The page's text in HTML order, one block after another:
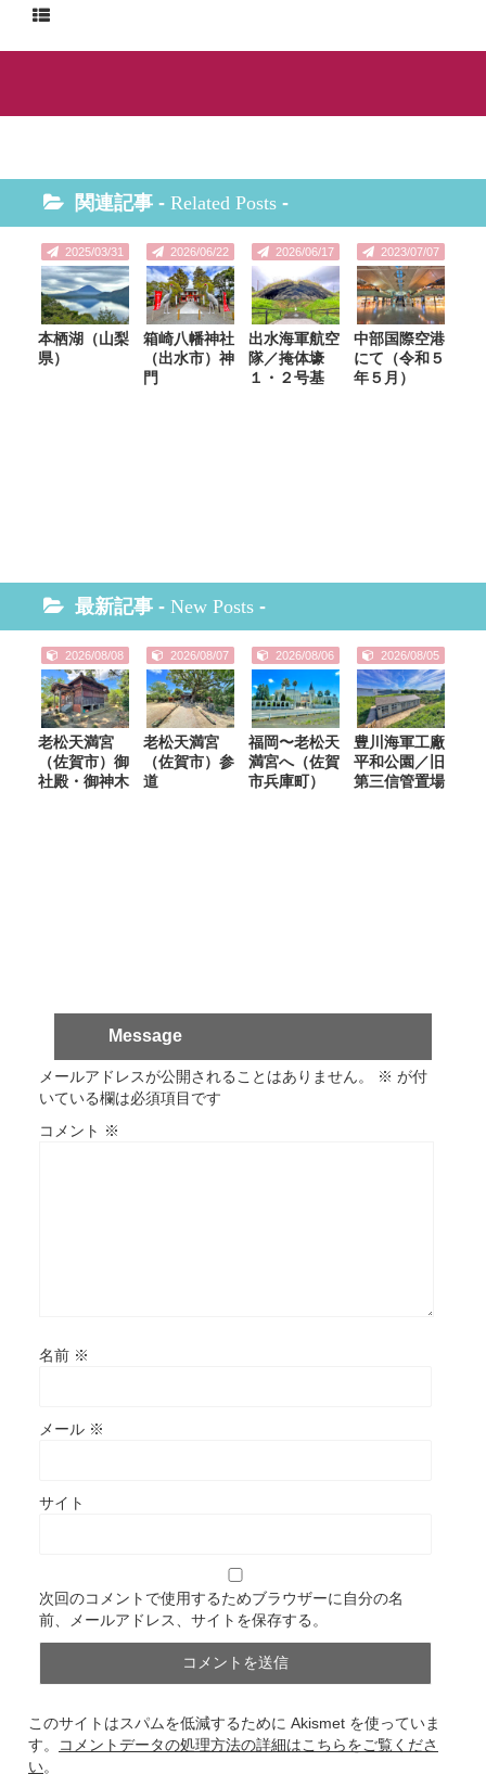
関連記事 - Related Posts -
2025/03/31
本栖湖（山梨
県）
2026/06/22
箱崎八幡神社
（出水市）神
門
2026/06/17
出水海軍航空
隊／掩体壕
１・２号基
2023/07/07
中部国際空港
にて（令和５
年５月）
最新記事 - New Posts -
2026/08/08
老松天満宮
（佐賀市）御
社殿・御神木
2026/08/07
老松天満宮
（佐賀市）参
道
2026/08/06
福岡〜老松天
満宮へ（佐賀
市兵庫町）
2026/08/05
豊川海軍工廠
平和公園／旧
第三信管置場
Message
メールアドレスが公開されることはありません。 ※ が付
いている欄は必須項目です
コメント ※
名前 ※
メール ※
サイト
次回のコメントで使用するためブラウザーに自分の名
前、メールアドレス、サイトを保存する。
このサイトはスパムを低減するために Akismet を使っていま
す。
コメントデータの処理方法の詳細はこちらをご覧くださ
い。